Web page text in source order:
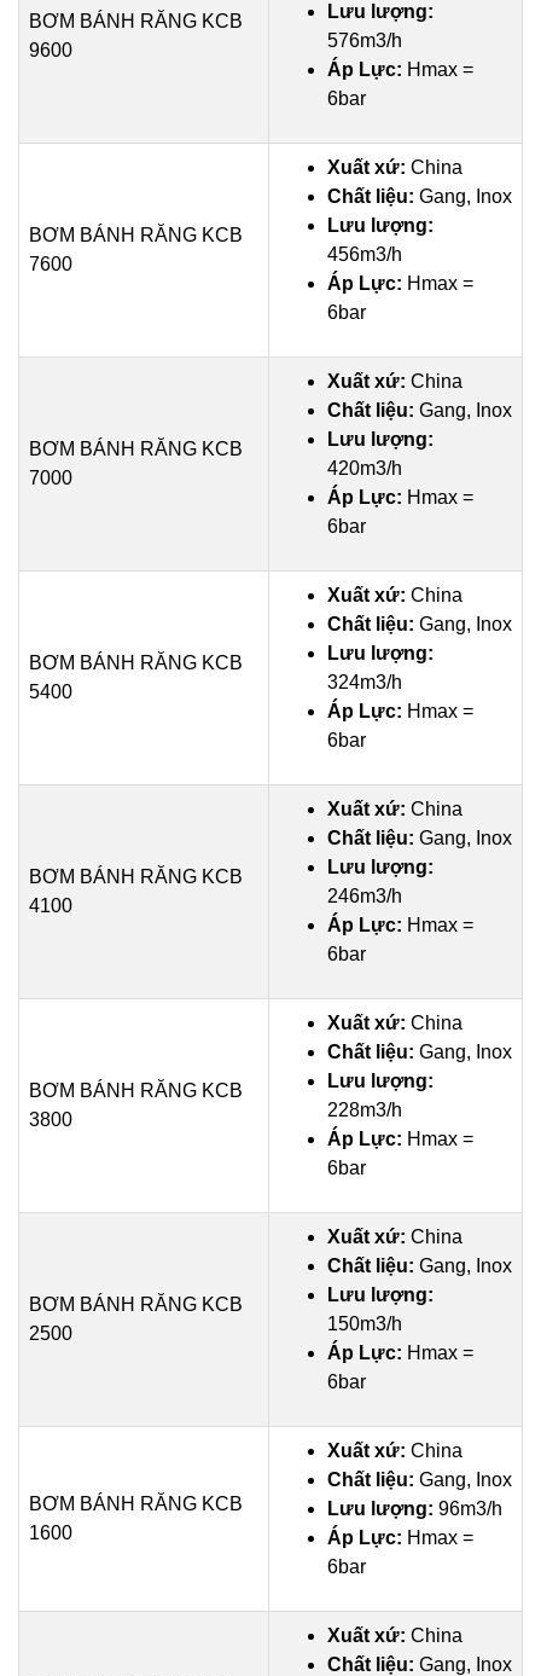
BƠM BÁNH RĂNG KCB
9600
Lưu lượng:
576m3/h
Áp Lực: Hmax =
6bar
BƠM BÁNH RĂNG KCB
7600
Xuất xứ: China
Chất liệu: Gang, Inox
Lưu lượng:
456m3/h
Áp Lực: Hmax =
6bar
BƠM BÁNH RĂNG KCB
7000
Xuất xứ: China
Chất liệu: Gang, Inox
Lưu lượng:
420m3/h
Áp Lực: Hmax =
6bar
BƠM BÁNH RĂNG KCB
5400
Xuất xứ: China
Chất liệu: Gang, Inox
Lưu lượng:
324m3/h
Áp Lực: Hmax =
6bar
BƠM BÁNH RĂNG KCB
4100
Xuất xứ: China
Chất liệu: Gang, Inox
Lưu lượng:
246m3/h
Áp Lực: Hmax =
6bar
BƠM BÁNH RĂNG KCB
3800
Xuất xứ: China
Chất liệu: Gang, Inox
Lưu lượng:
228m3/h
Áp Lực: Hmax =
6bar
BƠM BÁNH RĂNG KCB
2500
Xuất xứ: China
Chất liệu: Gang, Inox
Lưu lượng:
150m3/h
Áp Lực: Hmax =
6bar
BƠM BÁNH RĂNG KCB
1600
Xuất xứ: China
Chất liệu: Gang, Inox
Lưu lượng: 96m3/h
Áp Lực: Hmax =
6bar
Xuất xứ: China
Chất liệu: Gang, Inox